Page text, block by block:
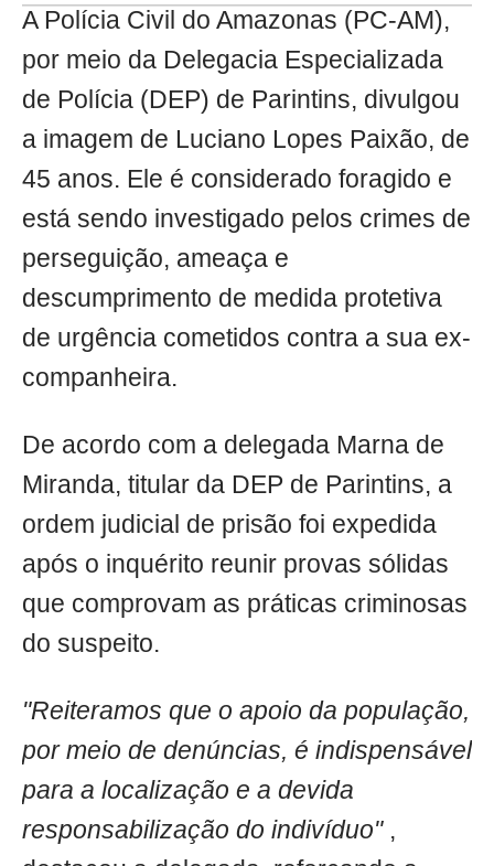
A Polícia Civil do Amazonas (PC-AM),
por meio da Delegacia Especializada
de Polícia (DEP) de Parintins, divulgou
a imagem de Luciano Lopes Paixão, de
45 anos. Ele é considerado foragido e
está sendo investigado pelos crimes de
perseguição, ameaça e
descumprimento de medida protetiva
de urgência cometidos contra a sua ex-
companheira.
De acordo com a delegada Marna de
Miranda, titular da DEP de Parintins, a
ordem judicial de prisão foi expedida
após o inquérito reunir provas sólidas
que comprovam as práticas criminosas
do suspeito.
"Reiteramos que o apoio da população,
por meio de denúncias, é indispensável
para a localização e a devida
responsabilização do indivíduo" ,